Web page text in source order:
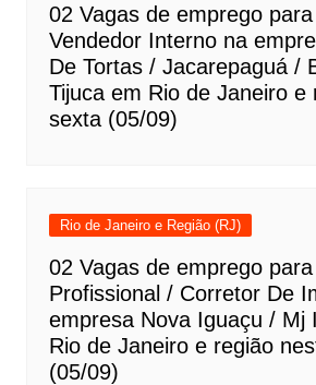
02 Vagas de emprego
Vendedor Interno na
De Tortas / Jacarepaguá /
Tijuca em Rio de Janeiro e
sexta (05/09)
Rio de Janeiro e Região (RJ)
02 Vagas de emprego
Profissional / Corretor De
empresa Nova Iguaçu / Mj
Rio de Janeiro e região
(05/09)